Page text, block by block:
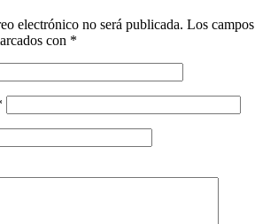
electrónico no será publicada. Los campos
con *